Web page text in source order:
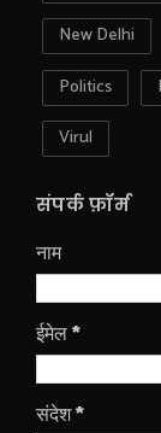
New Delhi
Politics
Virul
संपर्क फ़ॉर्म
नाम
ईमेल*
संदेश*